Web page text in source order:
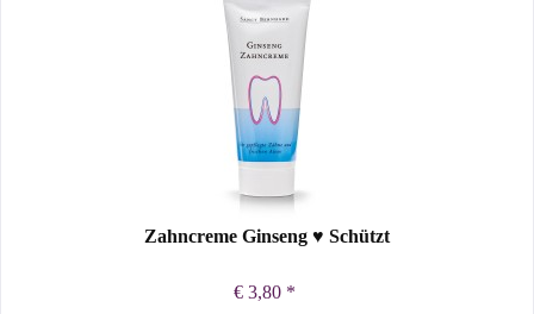
Zahncreme Ginseng ♥ Schützt
€ 3,80 *